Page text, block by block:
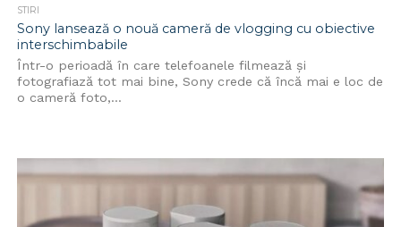
STIRI
Sony lansează o nouă cameră de vlogging cu obiective
interschimbabile
Într-o perioadă în care telefoanele filmează și
fotografiază tot mai bine, Sony crede că încă mai e loc de
o cameră foto,...